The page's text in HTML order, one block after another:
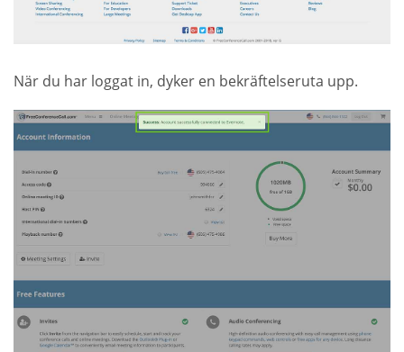
När du har loggat in, dyker en bekräftelseruta upp.